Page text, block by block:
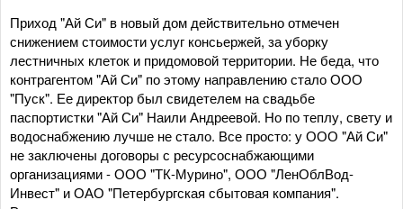
Приход "Ай Си" в новый дом действительно отмечен
снижением стоимости услуг консьержей, за уборку
лестничных клеток и придомовой территории. Не беда, что
контрагентом "Ай Си" по этому направлению стало ООО
"Пуск". Ее директор был свидетелем на свадьбе
паспортистки "Ай Си" Наили Андреевой. Но по теплу, свету и
водоснабжению лучше не стало. Все просто: у ООО "Ай Си"
не заключены договоры с ресурсоснабжающими
организациями - ООО "ТК-Мурино", ООО "ЛенОблВод-
Инвест" и ОАО "Петербургская сбытовая компания".